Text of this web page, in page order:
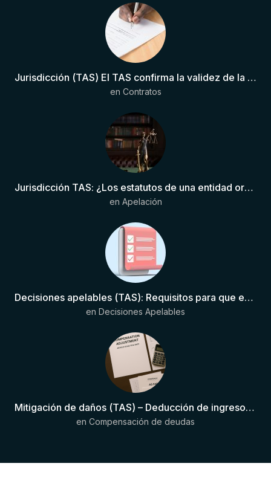
Jurisdicción (TAS) El TAS confirma la validez de la cláusula de sumisión jurisdiccional en el contrato del futbolista.
en Contratos
Jurisdicción TAS: ¿Los estatutos de una entidad organizadora de una liga de fútbol pueden otorgar competencia de forma directa al TAS?
en Apelación
Decisiones apelables (TAS): Requisitos para que exista una decisión
en Decisiones Apelables
Mitigación de daños (TAS) – Deducción de ingresos comprobados según el artículo 6(2)(b) del Anexo 2 RSTP FIFA
en Compensación de deudas